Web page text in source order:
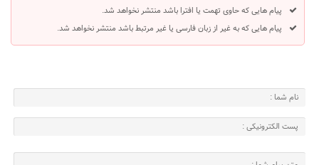
پیام هایی که حاوی تهمت یا افترا باشد منتشر نخواهد شد.
پیام هایی که به غیر از زبان فارسی یا غیر مرتبط باشد منتشر نخواهد شد.